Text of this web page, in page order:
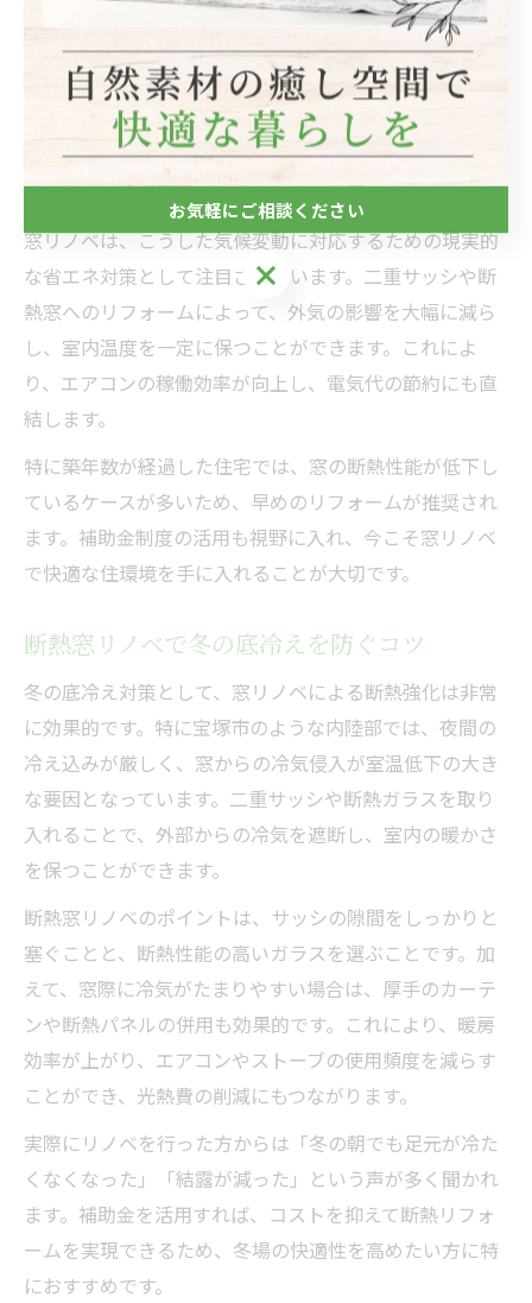
近年、宝塚市を含む兵庫県全域で気候変動の影響が顕著
になり、夏の猛暑や冬の底冷えが住まいに与える負担が
増しています。従来の単板ガラスや古いサッシでは、外
気の熱や冷気が室内に伝わりやすく、快適な温度を維持
するための冷暖房費がかさみやすい状況です。
窓リノベは、こうした気候変動に対応するための現実的
な省エネ対策として注目されています。二重サッシや断
熱窓へのリフォームによって、外気の影響を大幅に減ら
し、室内温度を一定に保つことができます。これによ
り、エアコンの稼働効率が向上し、電気代の節約にも直
結します。
特に築年数が経過した住宅では、窓の断熱性能が低下し
ているケースが多いため、早めのリフォームが推奨され
ます。補助金制度の活用も視野に入れ、今こそ窓リノベ
で快適な住環境を手に入れることが大切です。
断熱窓リノベで冬の底冷えを防ぐコツ
冬の底冷え対策として、窓リノベによる断熱強化は非常
に効果的です。特に宝塚市のような内陸部では、夜間の
冷え込みが厳しく、窓からの冷気侵入が室温低下の大き
な要因となっています。二重サッシや断熱ガラスを取り
入れることで、外部からの冷気を遮断し、室内の暖かさ
を保つことができます。
断熱窓リノベのポイントは、サッシの隙間をしっかりと
塞ぐことと、断熱性能の高いガラスを選ぶことです。加
えて、窓際に冷気がたまりやすい場合は、厚手のカーテ
ンや断熱パネルの併用も効果的です。これにより、暖房
効率が上がり、エアコンやストーブの使用頻度を減らす
ことができ、光熱費の削減にもつながります。
実際にリノベを行った方からは「冬の朝でも足元が冷た
くなくなった」「結露が減った」という声が多く聞かれ
ます。補助金を活用すれば、コストを抑えて断熱リフォ
ームを実現できるため、冬場の快適性を高めたい方に特
におすすめです。
お気軽にご相談ください
お気軽にご相談ください